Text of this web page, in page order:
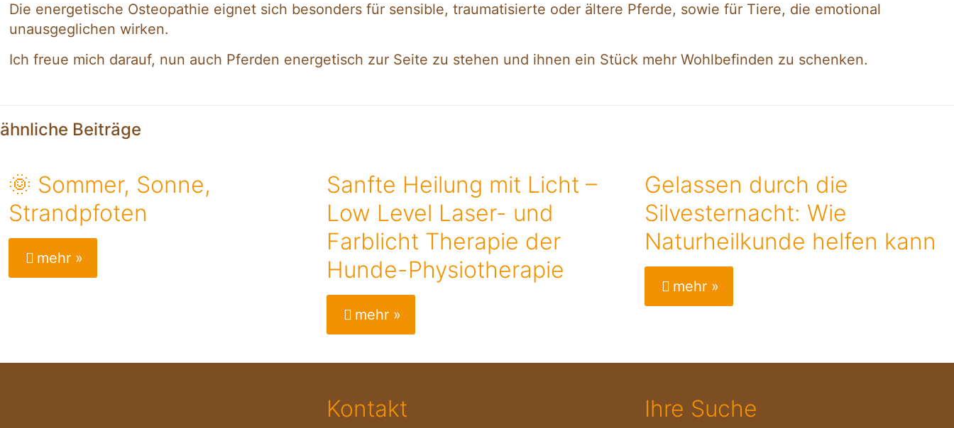
Die energetische Osteopathie eignet sich besonders für sensible, traumatisierte oder ältere Pferde, sowie für Tiere, die emotional
unausgeglichen wirken.
Ich freue mich darauf, nun auch Pferden energetisch zur Seite zu stehen und ihnen ein Stück mehr Wohlbefinden zu schenken.
ähnliche Beiträge
🌞 Sommer, Sonne,
Strandpfoten
mehr »
Sanfte Heilung mit Licht –
Low Level Laser- und
Farblicht Therapie der
Hunde-Physiotherapie
mehr »
Gelassen durch die
Silvesternacht: Wie
Naturheilkunde helfen kann
mehr »
Kontakt Ihre Suche